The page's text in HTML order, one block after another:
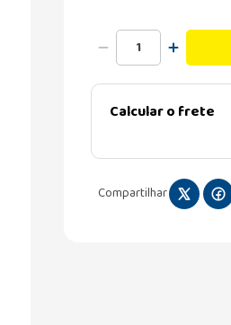
Calcular o frete
Compartilhar